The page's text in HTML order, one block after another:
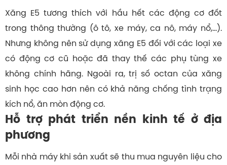
Xăng E5 tương thích với hầu hết các động cơ đốt
trong thông thường (ô tô, xe máy, ca nô, máy nổ,…).
Nhưng không nên sử dụng xăng E5 đối với các loại xe
có động cơ cũ hoặc đã thay thế các phụ tùng xe
không chính hãng. Ngoài ra, trị số octan của xăng
sinh học cao hơn nên có khả năng chống tình trạng
kích nổ, ăn mòn động cơ.
Hỗ trợ phát triển nền kinh tế ở địa
phương
Mỗi nhà máy khi sản xuất sẽ thu mua nguyên liệu cho